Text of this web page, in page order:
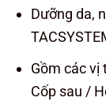
Dưỡng da,
Gồm các vị
Cốp sau /